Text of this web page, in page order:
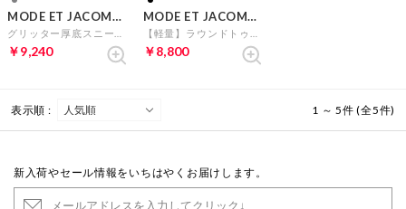
MODE ET JACOMO carino
￥9,240
MODE ET JACOMO carino
￥8,800
表示順 : 1 ～ 5件 (全5件)
新入荷やセール情報をいちはやくお届けします。